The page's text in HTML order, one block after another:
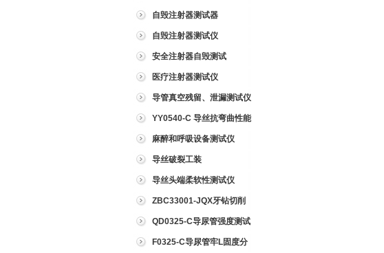
自毁注射器测试器
自毁注射器测试仪
安全注射器自毁测试
医疗注射器测试仪
导管真空残留、泄漏测试仪
YY0540-C 导丝抗弯曲性能
测试仪麻醉和呼吸设备测试仪
导丝破裂工装
导丝头端柔软性测试仪
ZBC33001-JQX牙钻切削
试验仪QD0325-C导尿管强度测试
仪
F0325-C导尿管牢L固度分